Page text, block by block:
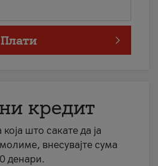
Плати
кредит
што сакате да ја
внесувајте сума
денари.